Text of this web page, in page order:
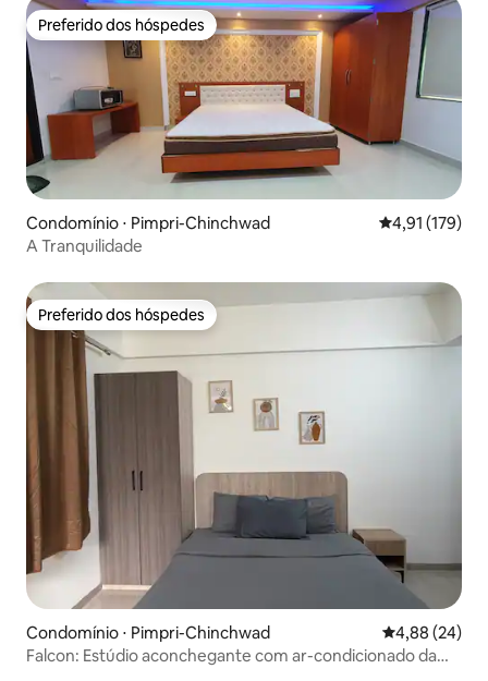
Preferido dos hóspedes
Preferido dos hóspedes
Condomínio ⋅ Pimpri-Chinchwad 4,91 de uma
4,91 (179)
A Tranquilidade
Preferido dos hóspedes
Preferido dos hóspedes
Condomínio ⋅ Pimpri-Chinchwad 4,88 de uma
4,88 (24)
Falcon: Estúdio aconchegante com ar-condicionado da